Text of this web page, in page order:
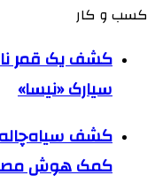
کسب و کار
کشف یک قمر
سیارک «نیسا»
کشف سیاه‌چاله
کمک هوش